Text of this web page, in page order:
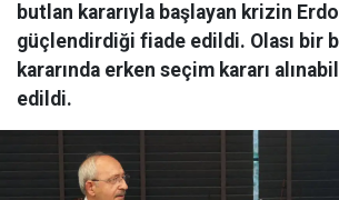
butlan kararıyla başlayan krizin
güçlendirdiği fiade edildi. Olası bir
kararında erken seçim kararı
edildi.